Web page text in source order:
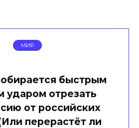
МИР
быстрым
ударом отрезать
от российских
перерастёт ли